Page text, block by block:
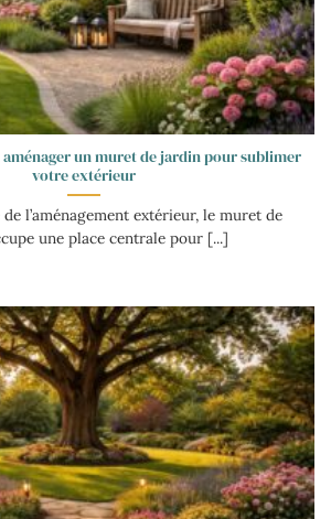
un muret de jardin pour sublimer
votre extérieur
l’aménagement extérieur, le muret de
une place centrale pour [...]